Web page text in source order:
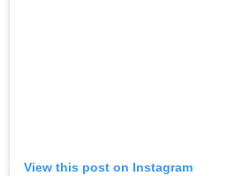
View this post on Instagram